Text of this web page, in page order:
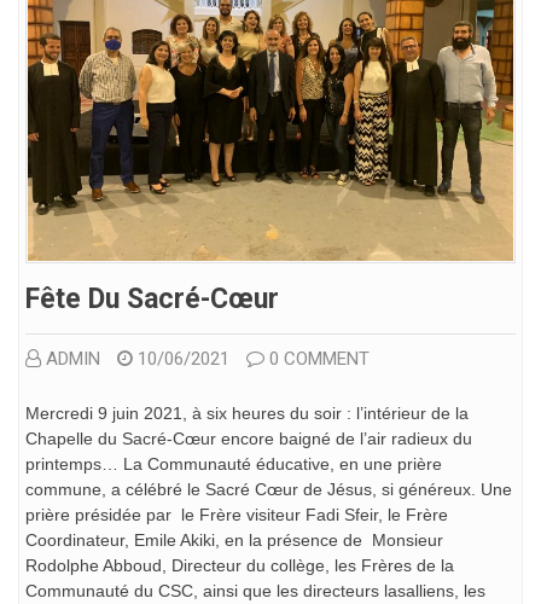
Fête Du Sacré-Cœur
ADMIN 10/06/2021 0 COMMENT
Mercredi 9 juin 2021, à six heures du soir : l’intérieur de la
Chapelle du Sacré-Cœur encore baigné de l’air radieux du
printemps… La Communauté éducative, en une prière
commune, a célébré le Sacré Cœur de Jésus, si généreux. Une
prière présidée par le Frère visiteur Fadi Sfeir, le Frère
Coordinateur, Emile Akiki, en la présence de Monsieur
Rodolphe Abboud, Directeur du collège, les Frères de la
Communauté du CSC, ainsi que les directeurs lasalliens, les